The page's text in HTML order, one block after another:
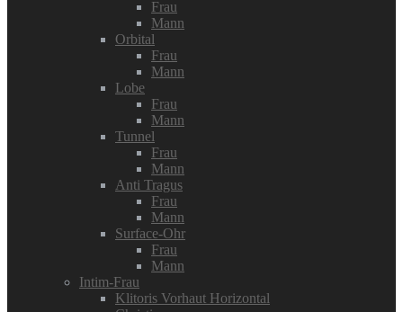
Frau
Mann
Orbital
Frau
Mann
Lobe
Frau
Mann
Tunnel
Frau
Mann
Anti Tragus
Frau
Mann
Surface-Ohr
Frau
Mann
Intim-Frau
Klitoris Vorhaut Horizontal